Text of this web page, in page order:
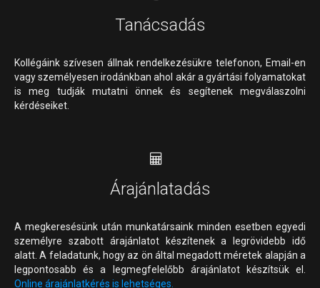
Tanácsadás
Kollégáink szívesen állnak rendelkezésükre telefonon, Email-en
vagy személyesen irodánkban ahol akár a gyártási folyamatokat
is meg tudják mutatni önnek és segítenek megválaszolni
kérdéseiket.
Árajánlatadás
A megkeresésünk után munkatársaink minden esetben egyedi
személyre szabott árajánlatot készítenek a legrövidebb idő
alatt. A feladatunk, hogy az ön által megadott méretek alapján a
legpontosabb és a legmegfelelőbb árajánlatot készítsük el.
Online árajánlatkérés is lehetséges.